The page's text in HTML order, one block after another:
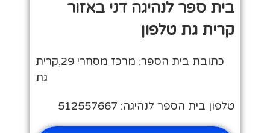
בית ספר לנהיגה דני באזור
קרית גת טלפון
כתובת בית הספר: מרכז מסחרי 29,קרית
גת
טלפון בית הספר לנהיגה: 512557667